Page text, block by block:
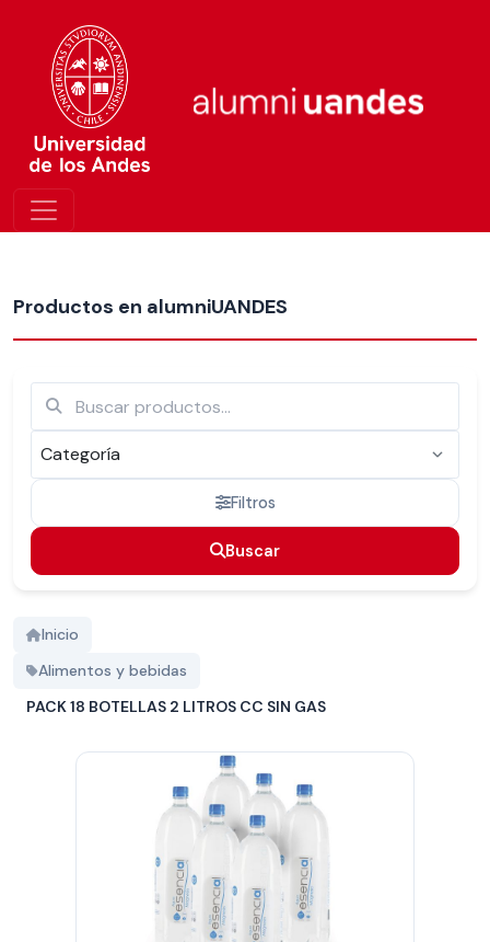
Productos en alumniUANDES
Filtros
Buscar
Inicio
Alimentos y bebidas
PACK 18 BOTELLAS 2 LITROS CC SIN GAS